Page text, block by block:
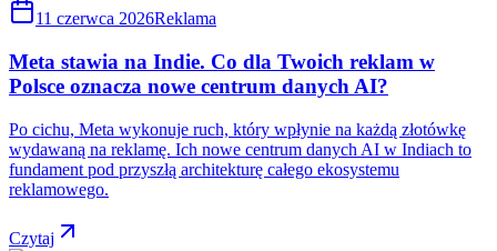
11 czerwca 2026Reklama
Meta stawia na Indie. Co dla Twoich reklam w
Polsce oznacza nowe centrum danych AI?
Po cichu, Meta wykonuje ruch, który wpłynie na każdą złotówkę
wydawaną na reklamę. Ich nowe centrum danych AI w Indiach to
fundament pod przyszłą architekturę całego ekosystemu
reklamowego.
Czytaj